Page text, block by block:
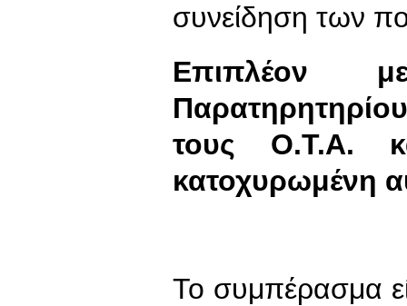
συνείδηση των
Επιπλέον
τους Ο.Τ.Α.
κατοχυρωμένη
Το συμπέρασμα